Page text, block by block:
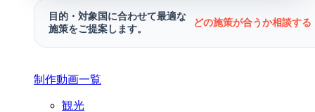
目的・対象国に合わせて最適な
施策をご提案します。
どの施策が合うか相談す
制作動画一覧
観光